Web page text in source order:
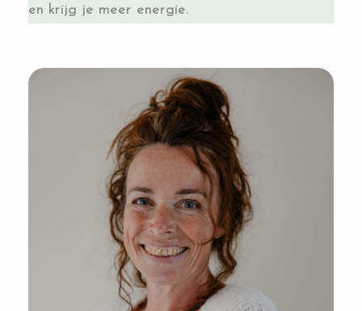
en krijg je meer energie.